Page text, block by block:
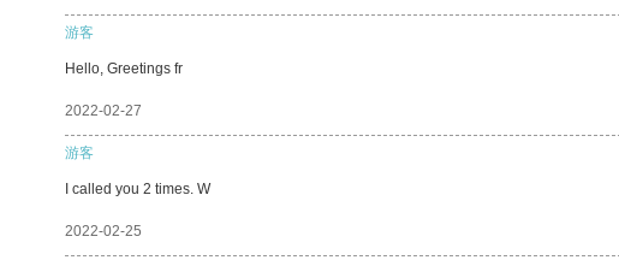
游客
Hello, Greetings fr
2022-02-27
游客
I called you 2 times. W
2022-02-25